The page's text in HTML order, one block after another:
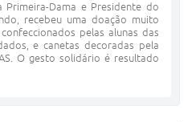
Dama e Presidente do
recebeu uma doação muito
pelas alunas das
e canetas decoradas pela
O gesto solidário é resultado